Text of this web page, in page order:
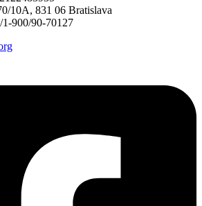
10A, 831 06 Bratislava
900/90-70127